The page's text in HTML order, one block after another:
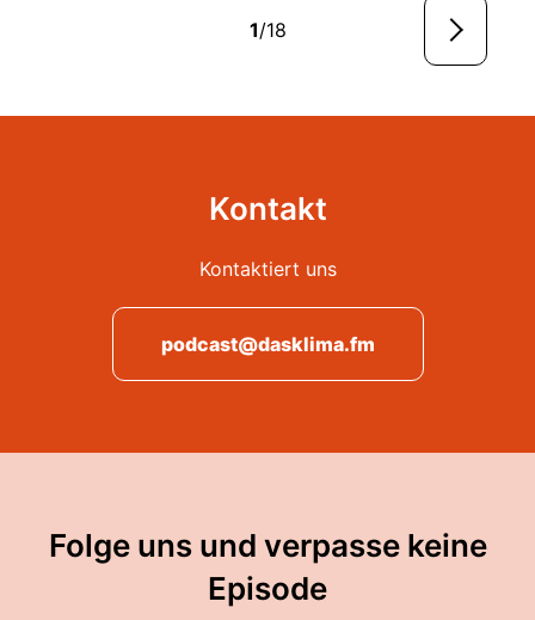
1/18
Kontakt
Kontaktiert uns
podcast@dasklima.fm
Folge uns und verpasse keine
Episode